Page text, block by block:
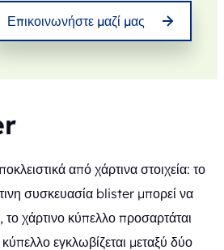
Επικοινωνήστε μαζί μας
από χάρτινα στοιχεία: το
συσκευασία blister μπορεί να
χάρτινο κύπελλο προσαρτάται
κύπελλο εγκλωβίζεται μεταξύ δύο